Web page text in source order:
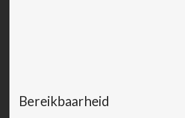
Bereikbaarheid